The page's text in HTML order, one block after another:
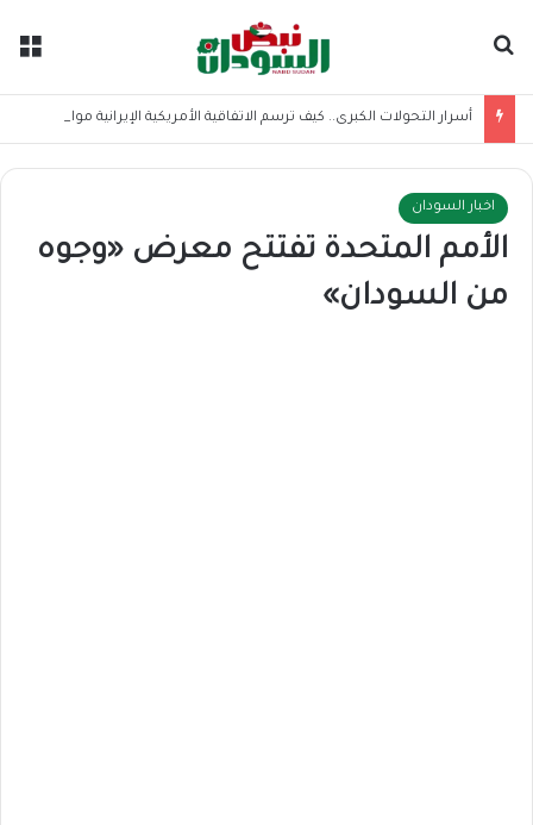
اخبار السودان
الأمم المتحدة تفتتح معرض «وجوه
من السودان»